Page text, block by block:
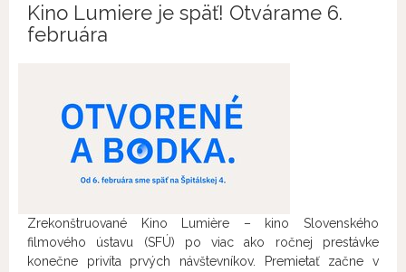
Kino Lumiere je späť! Otvárame 6.
februára
Zrekonštruované Kino Lumière – kino Slovenského
filmového ústavu (SFÚ) po viac ako ročnej prestávke
konečne privíta prvých návštevníkov. Premietať začne v